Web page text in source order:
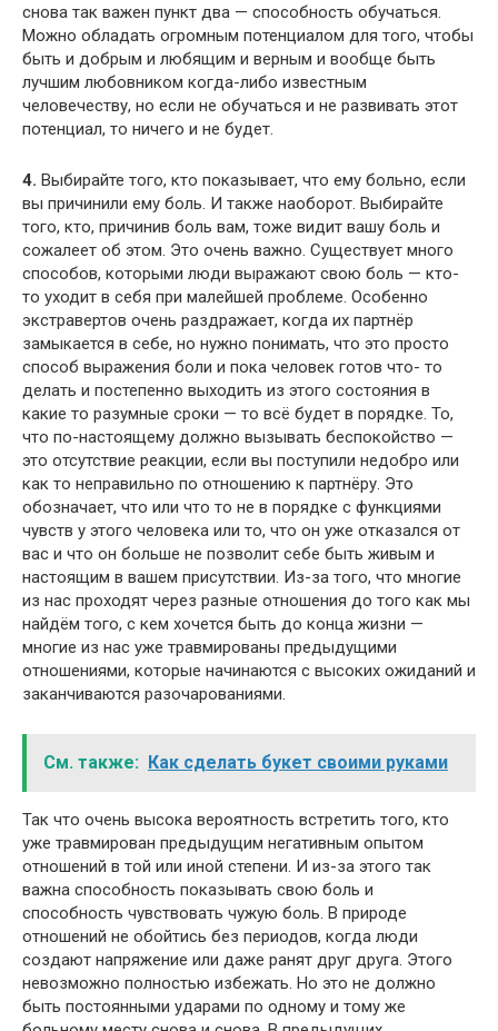
снова так важен пункт два — способность обучаться.
Можно обладать огромным потенциалом для того, чтобы
быть и добрым и любящим и верным и вообще быть
лучшим любовником когда-либо известным
человечеству, но если не обучаться и не развивать этот
потенциал, то ничего и не будет.
4. Выбирайте того, кто показывает, что ему больно, если
вы причинили ему боль. И также наоборот. Выбирайте
того, кто, причинив боль вам, тоже видит вашу боль и
сожалеет об этом. Это очень важно. Существует много
способов, которыми люди выражают свою боль — кто-
то уходит в себя при малейшей проблеме. Особенно
экстравертов очень раздражает, когда их партнёр
замыкается в себе, но нужно понимать, что это просто
способ выражения боли и пока человек готов что- то
делать и постепенно выходить из этого состояния в
какие то разумные сроки — то всё будет в порядке. То,
что по-настоящему должно вызывать беспокойство —
это отсутствие реакции, если вы поступили недобро или
как то неправильно по отношению к партнёру. Это
обозначает, что или что то не в порядке с функциями
чувств у этого человека или то, что он уже отказался от
вас и что он больше не позволит себе быть живым и
настоящим в вашем присутствии. Из-за того, что многие
из нас проходят через разные отношения до того как мы
найдём того, с кем хочется быть до конца жизни —
многие из нас уже травмированы предыдущими
отношениями, которые начинаются с высоких ожиданий и
заканчиваются разочарованиями.
См. также: Как сделать букет своими руками
Так что очень высока вероятность встретить того, кто
уже травмирован предыдущим негативным опытом
отношений в той или иной степени. И из-за этого так
важна способность показывать свою боль и
способность чувствовать чужую боль. В природе
отношений не обойтись без периодов, когда люди
создают напряжение или даже ранят друг друга. Этого
невозможно полностью избежать. Но это не должно
быть постоянными ударами по одному и тому же